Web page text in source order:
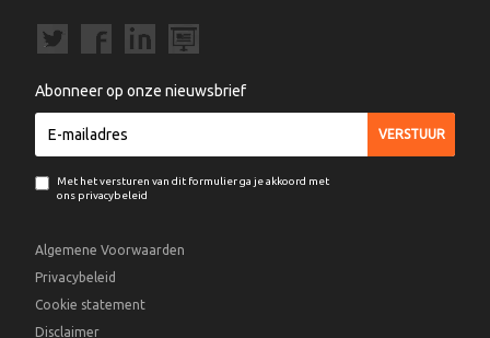
Abonneer op onze nieuwsbrief
Met het versturen van dit formulier ga je akkoord met
ons privacybeleid
Algemene Voorwaarden
Privacybeleid
Cookie statement
Disclaimer